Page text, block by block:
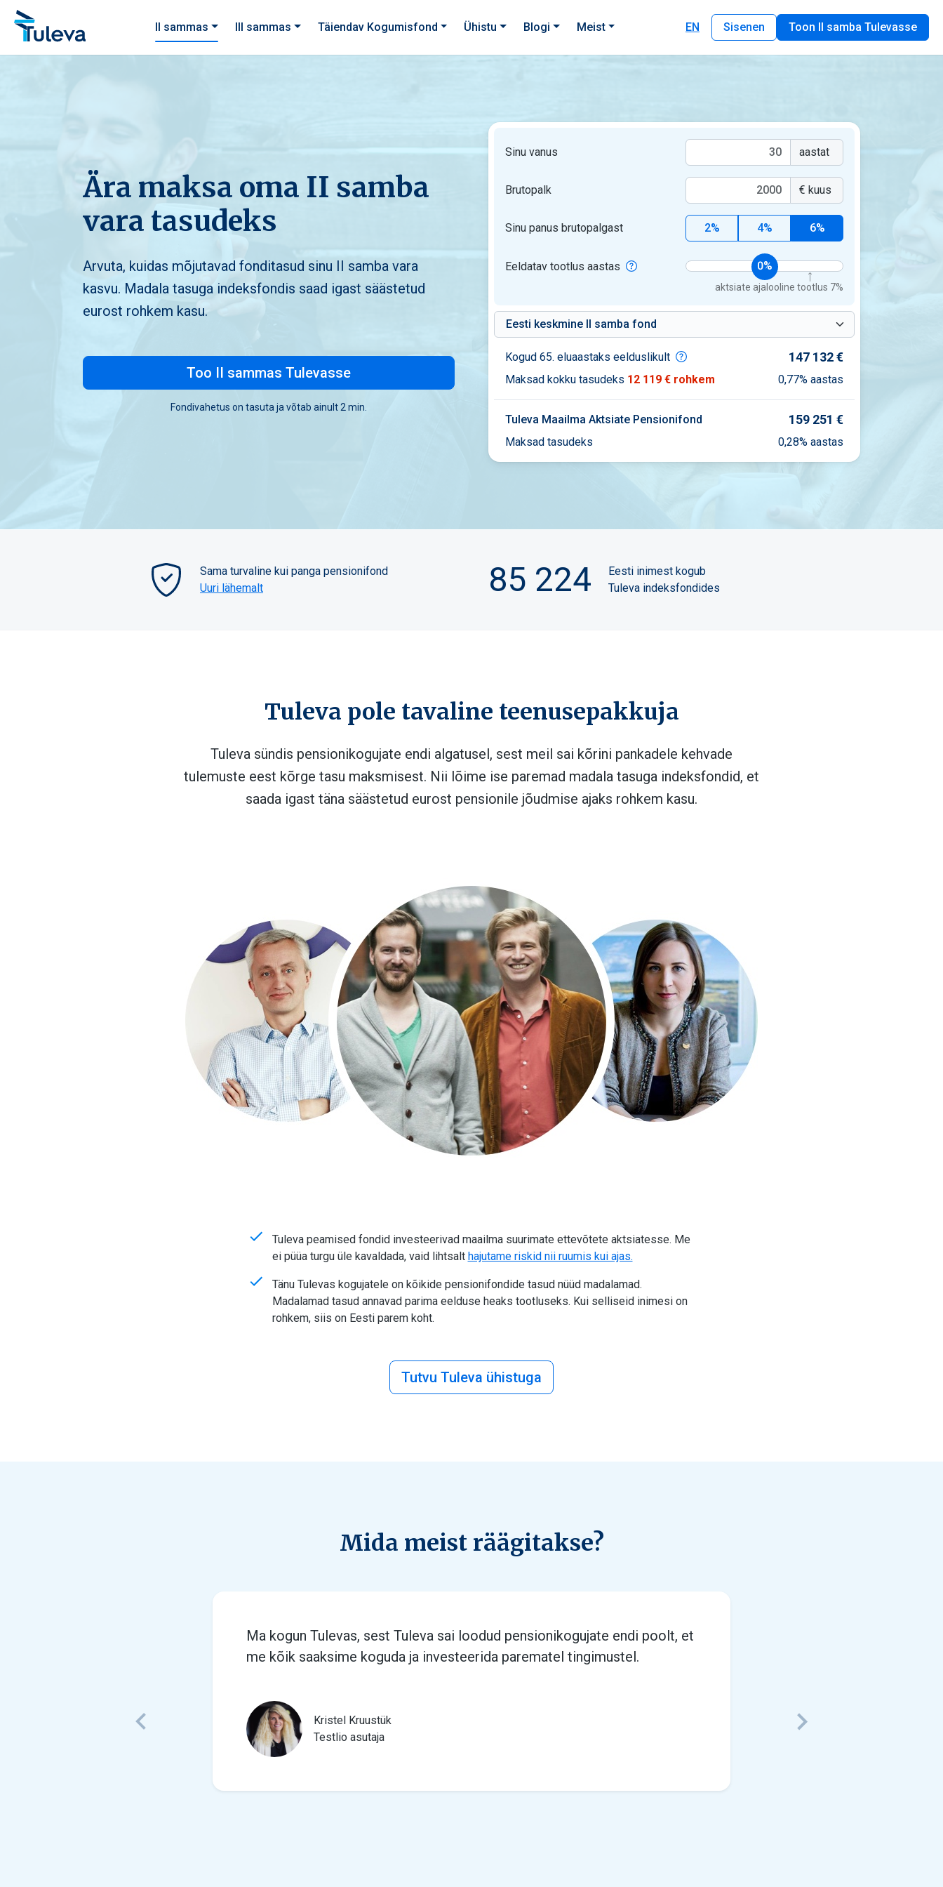
Liigu edasi sisu juurde
II sammas
III sammas Täiendav Kogumisfond Ühistu Blogi Meist EN Sisenen Toon II samba Tulevasse
Ära maksa oma II samba
vara tasudeks
Arvuta, kuidas mõjutavad fonditasud sinu II samba vara
kasvu. Madala tasuga indeksfondis saad igast säästetud
eurost rohkem kasu.
Too II sammas Tulevasse
Fondivahetus on tasuta ja võtab ainult 2 min.
Sinu vanus aastat
Brutopalk € kuus
Sinu panus brutopalgast 2% 4% 6%
Eeldatav tootlus aastas 0%
aktsiate ajalooline tootlus 7%
Võrdle fondiga
Kogud 65. eluaastaks eelduslikult 147 132 €
Maksad kokku tasudeks 12 119 € rohkem 0,77% aastas
Tuleva Maailma Aktsiate Pensionifond 159 251 €
Maksad tasudeks 0,28% aastas
Sama turvaline kui panga pensionifond
Uuri lähemalt
85 224
Eesti inimest kogub
Tuleva indeksfondides
Tuleva pole tavaline teenusepakkuja
Tuleva sündis pensionikogujate endi algatusel, sest meil sai kõrini pankadele kehvade
tulemuste eest kõrge tasu maksmisest. Nii lõime ise paremad madala tasuga indeksfondid, et
saada igast täna säästetud eurost pensionile jõudmise ajaks rohkem kasu.
Tuleva peamised fondid investeerivad maailma suurimate ettevõtete aktsiatesse. Me
ei püüa turgu üle kavaldada, vaid lihtsalt hajutame riskid nii ruumis kui ajas.
Tänu Tulevas kogujatele on kõikide pensionifondide tasud nüüd madalamad.
Madalamad tasud annavad parima eelduse heaks tootluseks. Kui selliseid inimesi on
rohkem, siis on Eesti parem koht.
Tutvu Tuleva ühistuga
Mida meist räägitakse?
Ma kogun Tulevas, sest Tuleva sai loodud pensionikogujate endi poolt, et
me kõik saaksime koguda ja investeerida parematel tingimustel.
Kristel Kruustük
Testlio asutaja
Previous Next